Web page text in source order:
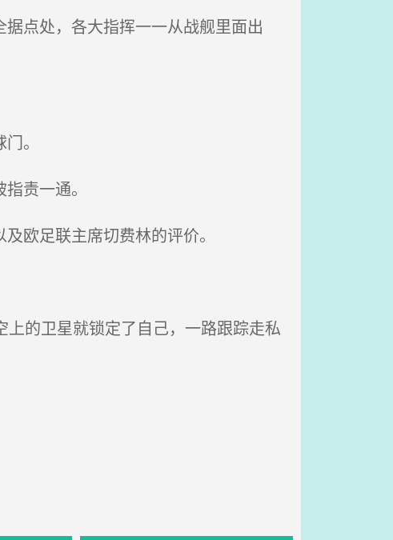
点处，各大指挥一一从战舰里面出
。
责一通。
欧足联主席切费林的评价。
的卫星就锁定了自己，一路跟踪走私